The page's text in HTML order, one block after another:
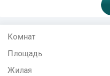
Комнат
Площадь
Жилая